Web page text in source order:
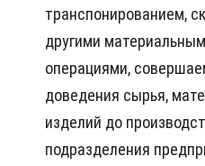
транспонированием,
другими
операциями,
доведения сырья,
изделий до
подразделения